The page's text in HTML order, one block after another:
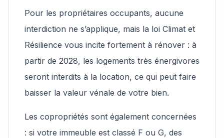
Pour les propriétaires occupants, aucune
interdiction ne s’applique, mais la loi Climat et
Résilience vous incite fortement à rénover : à
partir de 2028, les logements très énergivores
seront interdits à la location, ce qui peut faire
baisser la valeur vénale de votre bien.
Les copropriétés sont également concernées
: si votre immeuble est classé F ou G, des